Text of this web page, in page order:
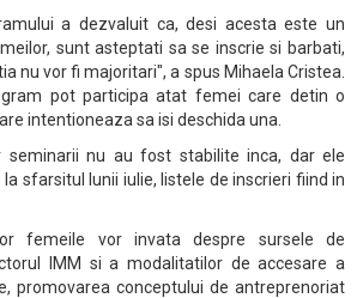
a dezvaluit ca, desi acesta este un
sunt asteptati sa se inscrie si barbati,
nu vor fi majoritari", a spus Mihaela Cristea.
pot participa atat femei care detin o
intentioneaza sa isi deschida una.
seminarii nu au fost stabilite inca, dar ele
sfarsitul lunii iulie, listele de inscrieri fiind in
femeile vor invata despre sursele de
IMM si a modalitatilor de accesare a
promovarea conceptului de antreprenoriat